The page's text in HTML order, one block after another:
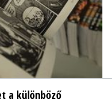
a különböző